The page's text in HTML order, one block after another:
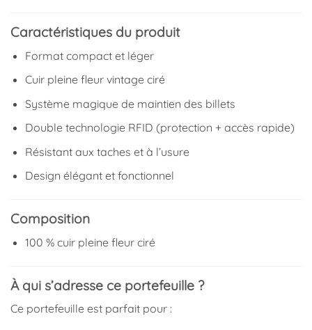
Caractéristiques du produit
Format compact et léger
Cuir pleine fleur vintage ciré
Système magique de maintien des billets
Double technologie RFID (protection + accès rapide)
Résistant aux taches et à l’usure
Design élégant et fonctionnel
Composition
100 % cuir pleine fleur ciré
À qui s’adresse ce portefeuille ?
Ce portefeuille est parfait pour :